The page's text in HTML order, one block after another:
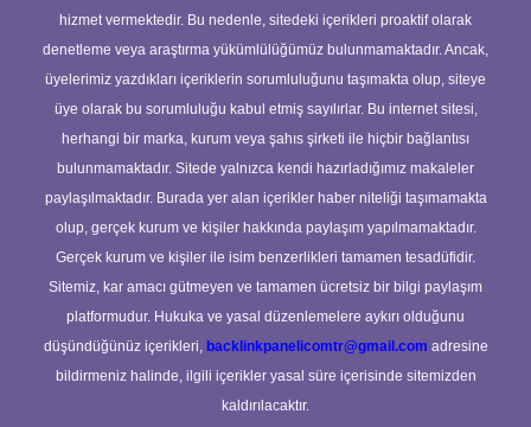
hizmet vermektedir. Bu nedenle, sitedeki içerikleri proaktif olarak
denetleme veya araştırma yükümlülüğümüz bulunmamaktadır. Ancak,
üyelerimiz yazdıkları içeriklerin sorumluluğunu taşımakta olup, siteye
üye olarak bu sorumluluğu kabul etmiş sayılırlar. Bu internet sitesi,
herhangi bir marka, kurum veya şahıs şirketi ile hiçbir bağlantısı
bulunmamaktadır. Sitede yalnızca kendi hazırladığımız makaleler
paylaşılmaktadır. Burada yer alan içerikler haber niteliği taşımamakta
olup, gerçek kurum ve kişiler hakkında paylaşım yapılmamaktadır.
Gerçek kurum ve kişiler ile isim benzerlikleri tamamen tesadüfidir.
Sitemiz, kar amacı gütmeyen ve tamamen ücretsiz bir bilgi paylaşım
platformudur. Hukuka ve yasal düzenlemelere aykırı olduğunu
düşündüğünüz içerikleri, backlinkpanelicomtr@gmail.com adresine
bildirmeniz halinde, ilgili içerikler yasal süre içerisinde sitemizden
kaldırılacaktır.